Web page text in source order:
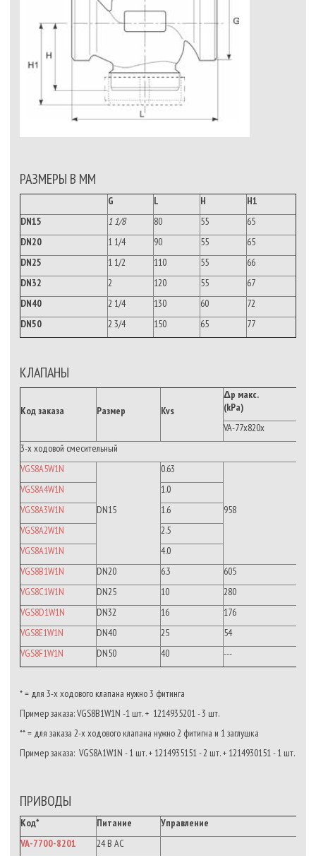
РАЗМЕРЫ В ММ
G L H
H1
DN15
11/8 80 55
65
DN20
1 1/4 90 55
65
DN25
1 1/2 110 55
66
DN32
2 120 55
67
DN40
2 1/4 130 60
72
DN50
2 3/4 150 65 77
КЛАПАНЫ
Код заказа Размер Kvs
Δp макс.
(kPa)
VA-77x820x
3-х ходовой смесительный
VGS8A5W1N
DN15
0.63
958
VGS8A4W1N
1.0
VGS8A3W1N
1.6
VGS8A2W1N
2.5
VGS8A1W1N
4.0
VGS8B1W1N
DN20 6.3
605
VGS8C1W1N
DN25 10
280
VGS8D1W1N
DN32 16
176
VGS8E1W1N
DN40 25
54
VGS8F1W1N
DN50 40 ---
* = для 3-х ходового клапана нужно 3 фитинга
Пример заказа: VGS8B1W1N -1 шт. + 1214935201 - 3 шт.
** = для заказа 2-х ходового клапана нужно 2 фитигна и 1 заглушка
Пример заказа: VGS8A1W1N - 1 шт. + 1214935151 - 2 шт. + 1214930151 - 1 шт.
ПРИВОДЫ
Код* Питание
Управление
VA-7700-8201
24 В AC